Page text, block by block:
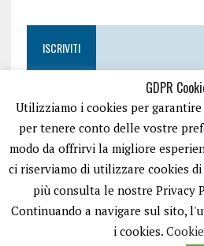
ISCRIVITI
GDPR
Utilizziamo i cookies per
per tenere conto delle vostre
modo da offrirvi la migliore
ci riserviamo di utilizzare cookies
più consulta le nostre Privacy
Continuando a navigare sul sito,
i cookies.